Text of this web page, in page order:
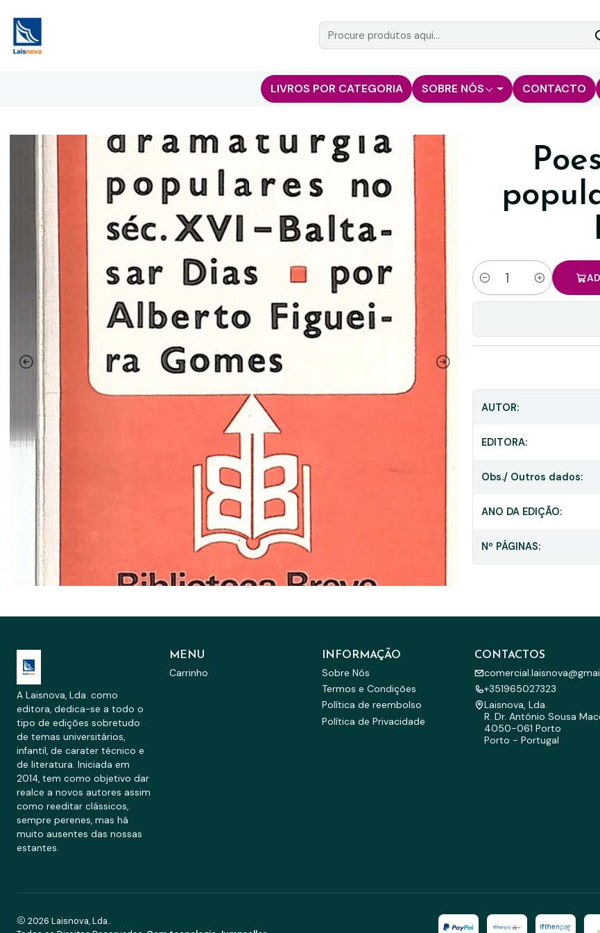
LIVROS POR CATEGORIA SOBRE NÓS CONTACTO
Quantidade
AUTOR:
EDITORA:
Obs./ Outros dados:
ANO DA EDIÇÃO:
Nº PÁGINAS:
A Laisnova, Lda. como
editora, dedica-se a todo o
tipo de edições sobretudo
de temas universitários,
infantil, de carater técnico e
de literatura. Iniciada em
2014, tem como objetivo dar
realce a novos autores assim
como reeditar clássicos,
sempre perenes, mas há
muito ausentes das nossas
estantes.
MENU
Carrinho
INFORMAÇÃO
Sobre Nós
Termos e Condições
Política de reembolso
Política de Privacidade
CONTACTOS
+351965027323
Laisnova, Lda.
R. Dr. António Sousa
4050-061 Porto
Porto - Portugal
2026 Laisnova, Lda..